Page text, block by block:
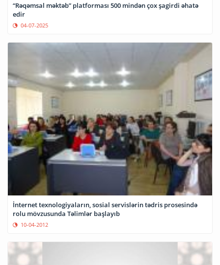
“Rəqəmsal məktəb” platforması 500 mindən çox şagirdi əhatə
edir
04-07-2025
İnternet texnologiyaların, sosial servislərin tədris prosesində
rolu mövzusunda Təlimlər başlayıb
10-04-2012